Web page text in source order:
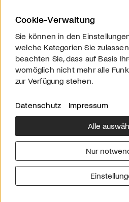
Über uns
Downloads
Werben
Cookie-Verwaltung
Sie können in den
welche Kategorien Sie
beachten Sie, dass auf Basis
womöglich nicht mehr alle
zur Verfügung stehen.
Datenschutz Impressum
Alle
Nur